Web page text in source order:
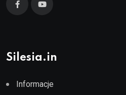
Silesia.in
Informacje